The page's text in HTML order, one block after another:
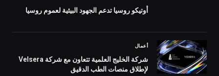
أوتيكو روسيا تدعم الجهود البيئية لعموم روسيا
أعمال
شركة الخليج العلمية تتعاون مع شركة Velsera
لإطلاق منصات الطب الدقيق